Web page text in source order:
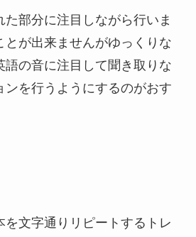
部分に注目しながら行いま
とが出来ませんがゆっくりな
語の音に注目して聞き取りな
ンを行うようにするのがおす
を文字通りリピートするトレ